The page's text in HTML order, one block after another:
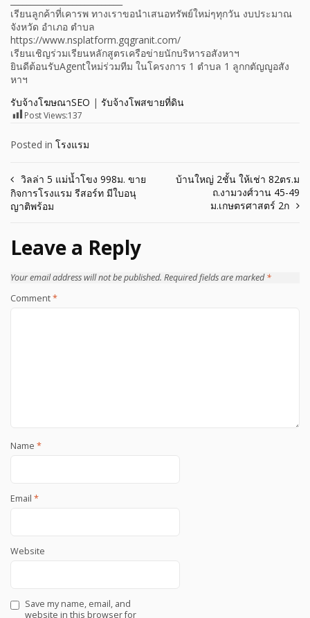
เรียนลูกค้าที่เคารพ ทางเราขอนำเสนอทรัพย์ใหม่ๆทุกวัน งบประมาณ
จังหวัด อำเภอ ตำบล
https://www.nsplatform.gqgranit.com/
เรียนเชิญร่วมเรียนหลักสูตรเครือข่ายนักบริหารอสังหาฯ
ยินดีต้อนรับAgentใหม่ร่วมทีม ในโครงการ 1 ตำบล 1 ลูกกตัญญูอสัง
หาฯ
รับจ้างโฆษณาSEO | รับจ้างโพสขายที่ดิน
Post Views:137
Posted in โรงแรม
Post
navigation
วิลล่า 5 แม่น้ำโขง 998ม. ขาย
กิจการโรงแรม รีสอร์ท มีใบอนุ
ญาติพร้อม
บ้านใหญ่ 2ชั้น ให้เช่า 82ตร.ม
ถ.งามวงศ์วาน 45-49
ม.เกษตรศาสตร์ 2ก
Leave a Reply
Your email address will not be published. Required fields are marked*
Comment*
Name *
Email *
Website
Save my name, email, and
website in this browser for